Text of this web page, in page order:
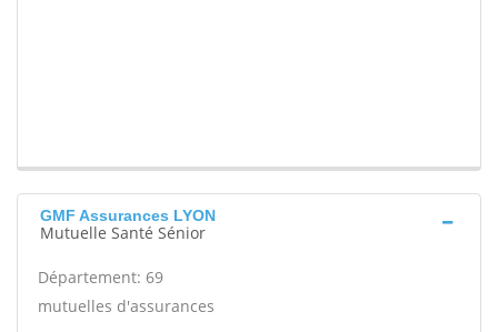
GMF Assurances LYON
Mutuelle Santé Sénior
Département: 69
mutuelles d'assurances